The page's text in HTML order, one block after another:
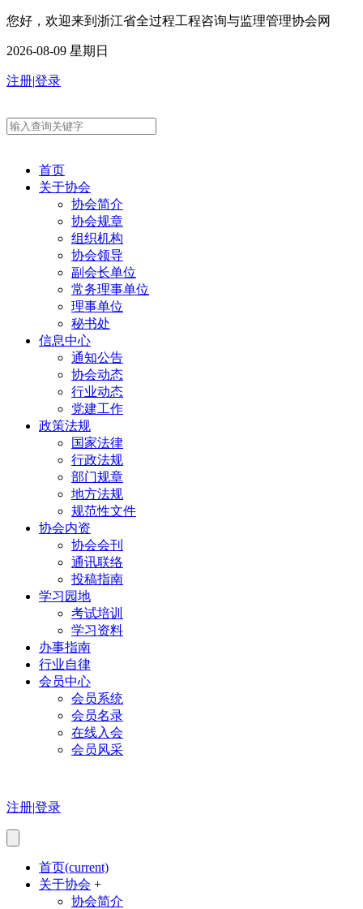
您好，欢迎来到浙江省全过程工程咨询与监理管理协会网
2026-08-09 星期日
注册|登录
首页
关于协会
协会简介
协会规章
组织机构
协会领导
副会长单位
常务理事单位
理事单位
秘书处
信息中心
通知公告
协会动态
行业动态
党建工作
政策法规
国家法律
行政法规
部门规章
地方法规
规范性文件
协会内资
协会会刊
通讯联络
投稿指南
学习园地
考试培训
学习资料
办事指南
行业自律
会员中心
会员系统
会员名录
在线入会
会员风采
注册|登录
首页(current)
关于协会 +
协会简介